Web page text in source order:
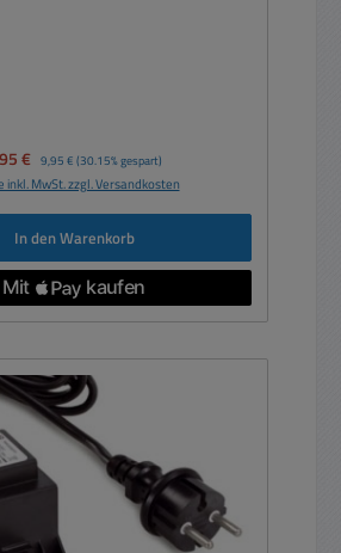
€ Regulärer Preis:
9,95 € (30.15% gespart)
inkl. MwSt. zzgl. Versandkosten
In den Warenkorb